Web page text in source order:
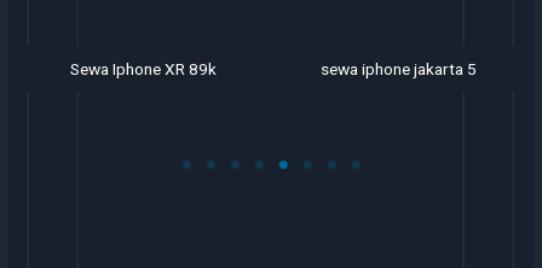
Sewa Iphone XR 89k sewa iphone jakarta 5